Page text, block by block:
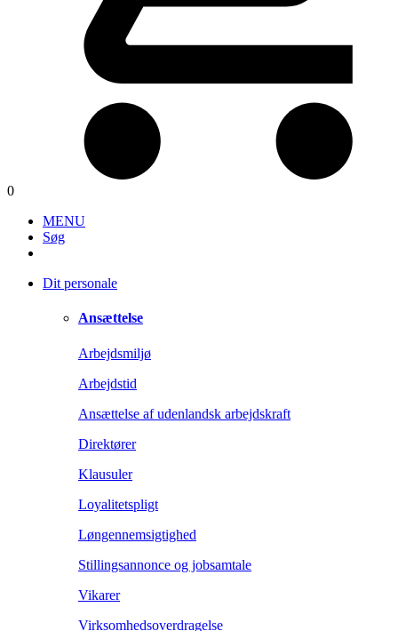
0
MENU
Søg
Dit personale
Ansættelse
Arbejdsmiljø
Arbejdstid
Ansættelse af udenlandsk arbejdskraft
Direktører
Klausuler
Loyalitetspligt
Løngennemsigtighed
Stillingsannonce og jobsamtale
Vikarer
Virksomhedsoverdragelse